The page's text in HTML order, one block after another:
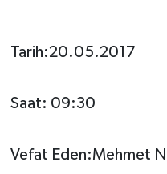
Tarih:20.05.2017
Saat: 09:30
Vefat Eden:Mehmet